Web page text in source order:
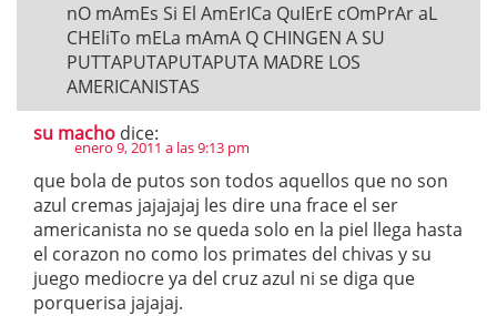
nO mAmEs Si El AmErICa QuIErE cOmPrAr aL
CHEliTo mELa mAmA Q CHINGEN A SU
PUTTAPUTAPUTAPUTA MADRE LOS
AMERICANISTAS
su macho dice:
enero 9, 2011 a las 9:13 pm
que bola de putos son todos aquellos que no son
azul cremas jajajajaj les dire una frace el ser
americanista no se queda solo en la piel llega hasta
el corazon no como los primates del chivas y su
juego mediocre ya del cruz azul ni se diga que
porquerisa jajajaj.